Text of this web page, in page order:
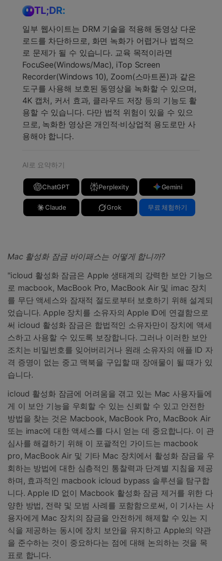
TL;DR:
일부 웹사이트는 DRM 기술을 적용해 동영상 다운
로드를 차단하므로, 화면 녹화가 어렵거나 법적으
로 문제가 될 수 있습니다. 교육 목적이라면
FocuSee(Windows/Mac), iTop Screen
Recorder(Windows 10), Zoom(스마트폰)과 같은
도구를 사용해 보호된 동영상을 녹화할 수 있으며,
4K 캡처, 커서 효과, 클라우드 저장 등의 기능도 활
용할 수 있습니다. 다만 법적 위험이 있을 수 있으
므로, 녹화한 영상은 개인적·비상업적 용도로만 사
용해야 합니다.
AI로 요약하기
ChatGPT Perplexity Gemini
Claude Grok 무료 체험하기
Mac 활성화 잠금 바이패스는 어떻게 합니까?
"icloud 활성화 잠금은 Apple 생태계의 강력한 보안 기능으
로 macbook, MacBook Pro, MacBook Air 및 imac 장치
를 무단 액세스와 잠재적 절도로부터 보호하기 위해 설계되
었습니다. Apple 장치를 소유자의 Apple ID에 연결함으로
써 icloud 활성화 잠금은 합법적인 소유자만이 장치에 액세
스하고 사용할 수 있도록 보장합니다. 그러나 이러한 보안
조치는 비밀번호를 잊어버리거나 원래 소유자의 애플 ID 자
격 증명이 없는 중고 맥북을 구입할 때 장애물이 될 때가 있
습니다.
icloud 활성화 잠금에 어려움을 겪고 있는 Mac 사용자들에
게 이 보안 기능을 우회할 수 있는 신뢰할 수 있고 안전한
방법을 찾는 것은 Macbook, MacBook Pro, MacBook Air
또는 imac에 대한 액세스를 다시 얻는 데 중요합니다. 이 관
심사를 해결하기 위해 이 포괄적인 가이드는 macbook
pro, MacBook Air 및 기타 Mac 장치에서 활성화 잠금을 우
회하는 방법에 대한 심층적인 통찰력과 단계별 지침을 제공
하며, 효과적인 macbook icloud bypass 솔루션을 탐구합
니다. Apple ID 없이 Macbook 활성화 잠금 제거를 위한 다
양한 방법, 전략 및 모범 사례를 포함함으로써, 이 기사는 사
용자에게 Mac 장치의 잠금을 안전하게 해제할 수 있는 지
식을 제공하는 동시에 장치 보안을 유지하고 Apple의 약관
을 준수하는 것이 중요하다는 점에 대해 논의하는 것을 목
표로 합니다.